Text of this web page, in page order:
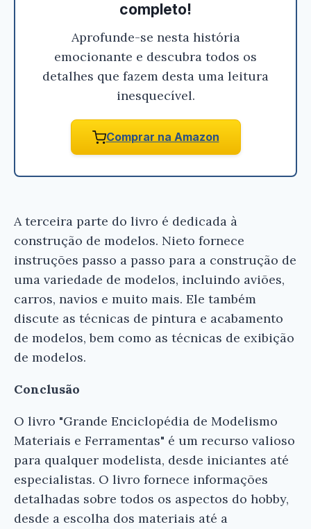
completo!
Aprofunde-se nesta história
emocionante e descubra todos os
detalhes que fazem desta uma leitura
inesquecível.
Comprar na Amazon
A terceira parte do livro é dedicada à
construção de modelos. Nieto fornece
instruções passo a passo para a construção de
uma variedade de modelos, incluindo aviões,
carros, navios e muito mais. Ele também
discute as técnicas de pintura e acabamento
de modelos, bem como as técnicas de exibição
de modelos.
Conclusão
O livro "Grande Enciclopédia de Modelismo
Materiais e Ferramentas" é um recurso valioso
para qualquer modelista, desde iniciantes até
especialistas. O livro fornece informações
detalhadas sobre todos os aspectos do hobby,
desde a escolha dos materiais até a